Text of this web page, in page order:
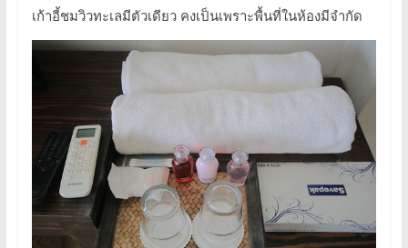
เก้าอี้ชมวิวทะเลมีตัวเดียว คงเป็นเพราะพื้นที่ในห้องมีจำกัด